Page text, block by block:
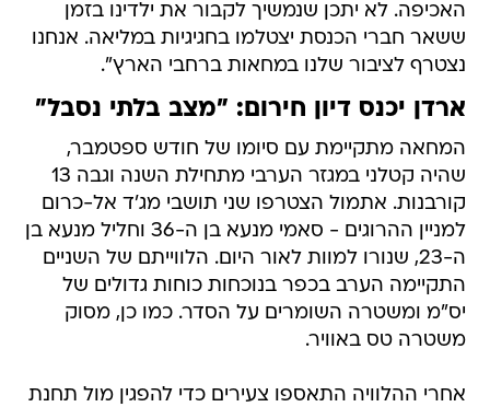
האכיפה. לא יתכן שנמשיך לקבור את ילדינו בזמן
ששאר חברי הכנסת יצטלמו בחגיגיות במליאה. אנחנו
נצטרף לציבור שלנו במחאות ברחבי הארץ".
ארדן יכנס דיון חירום: "מצב בלתי נסבל"
המחאה מתקיימת עם סיומו של חודש ספטמבר,
שהיה קטלני במגזר הערבי מתחילת השנה וגבה 13
קורבנות. אתמול הצטרפו שני תושבי מג'ד אל-כרום
למניין ההרוגים - סאמי מנעא בן ה-36 וחליל מנעא בן
ה-23, שנורו למוות לאור היום. הלווייתם של השניים
התקיימה הערב בכפר בנוכחות כוחות גדולים של
יס"מ ומשטרה השומרים על הסדר. כמו כן, מסוק
משטרה טס באוויר.
אחרי ההלוויה התאספו צעירים כדי להפגין מול תחנת